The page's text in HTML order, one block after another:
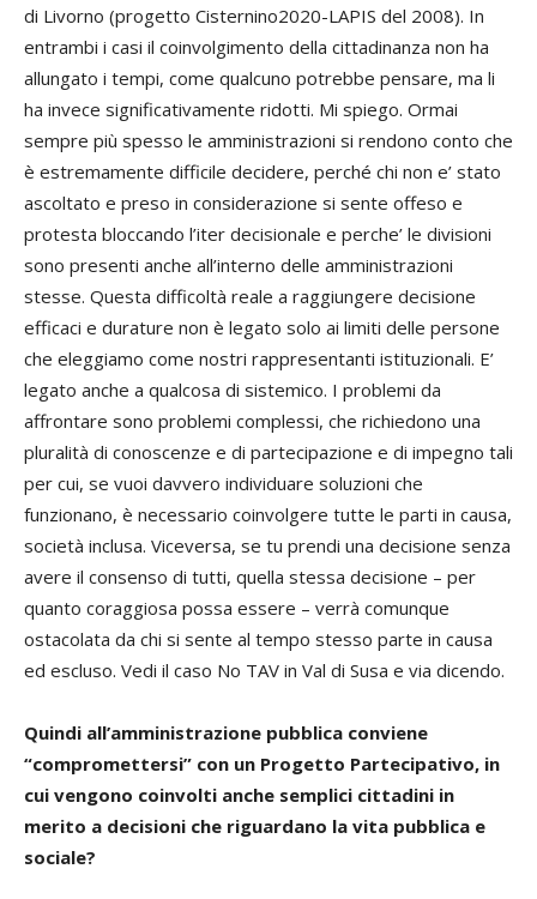
di Livorno (progetto Cisternino2020-LAPIS del 2008). In
entrambi i casi il coinvolgimento della cittadinanza non ha
allungato i tempi, come qualcuno potrebbe pensare, ma li
ha invece significativamente ridotti. Mi spiego. Ormai
sempre più spesso le amministrazioni si rendono conto che
è estremamente difficile decidere, perché chi non e’ stato
ascoltato e preso in considerazione si sente offeso e
protesta bloccando l’iter decisionale e perche’ le divisioni
sono presenti anche all’interno delle amministrazioni
stesse. Questa difficoltà reale a raggiungere decisione
efficaci e durature non è legato solo ai limiti delle persone
che eleggiamo come nostri rappresentanti istituzionali. E’
legato anche a qualcosa di sistemico. I problemi da
affrontare sono problemi complessi, che richiedono una
pluralità di conoscenze e di partecipazione e di impegno tali
per cui, se vuoi davvero individuare soluzioni che
funzionano, è necessario coinvolgere tutte le parti in causa,
società inclusa. Viceversa, se tu prendi una decisione senza
avere il consenso di tutti, quella stessa decisione – per
quanto coraggiosa possa essere – verrà comunque
ostacolata da chi si sente al tempo stesso parte in causa
ed escluso. Vedi il caso No TAV in Val di Susa e via dicendo.
Quindi all’amministrazione pubblica conviene
“compromettersi” con un Progetto Partecipativo, in
cui vengono coinvolti anche semplici cittadini in
merito a decisioni che riguardano la vita pubblica e
sociale?